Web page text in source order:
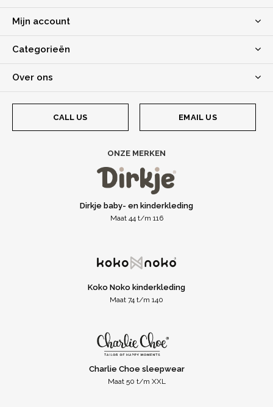
Mijn account
Categorieën
Over ons
CALL US EMAIL US
ONZE MERKEN
Dirkje baby- en kinderkleding
Maat 44 t/m 116
Koko Noko kinderkleding
Maat 74 t/m 140
Charlie Choe sleepwear
Maat 50 t/m XXL